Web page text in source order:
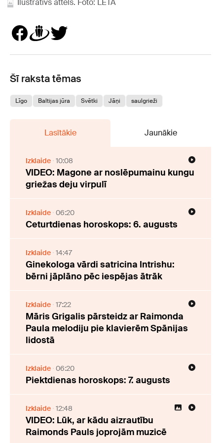
Ilustratīvs attēls. Foto: LETA
Šī raksta tēmas
Līgo Baltijas jūra Svētki Jāņi saulgrieži
Lasītākie Jaunākie
Izklaide 10:08
VIDEO: Magone ar noslēpumainu kungu
griežas deju virpulī
Izklaide 06:20
Ceturtdienas horoskops: 6. augusts
Izklaide 14:47
Ginekologa vārdi satricina Intrishu:
bērni jāplāno pēc iespējas ātrāk
Izklaide 17:22
Māris Grigalis pārsteidz ar Raimonda
Paula melodiju pie klavierēm Spānijas
lidostā
Izklaide 06:20
Piektdienas horoskops: 7. augusts
Izklaide 12:48
VIDEO: Lūk, ar kādu aizrautību
Raimonds Pauls joprojām muzicē